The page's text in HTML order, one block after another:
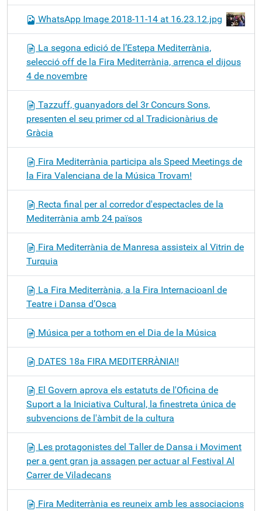
WhatsApp Image 2018-11-14 at 16.23.12.jpg
La segona edició de l’Estepa Mediterrània,
selecció off de la Fira Mediterrània, arrenca el dijous
4 de novembre
Tazzuff, guanyadors del 3r Concurs Sons,
presenten el seu primer cd al Tradicionàrius de
Gràcia
Fira Mediterrània participa als Speed Meetings de
la Fira Valenciana de la Música Trovam!
Recta final per al corredor d'espectacles de la
Mediterrània amb 24 països
Fira Mediterrània de Manresa assisteix al Vitrin de
Turquia
La Fira Mediterrània, a la Fira Internacioanl de
Teatre i Dansa d’Osca
Música per a tothom en el Dia de la Música
DATES 18a FIRA MEDITERRÀNIA!!
El Govern aprova els estatuts de l'Oficina de
Suport a la Iniciativa Cultural, la finestreta única de
subvencions de l'àmbit de la cultura
Les protagonistes del Taller de Dansa i Moviment
per a gent gran ja assagen per actuar al Festival Al
Carrer de Viladecans
Fira Mediterrània es reuneix amb les associacions